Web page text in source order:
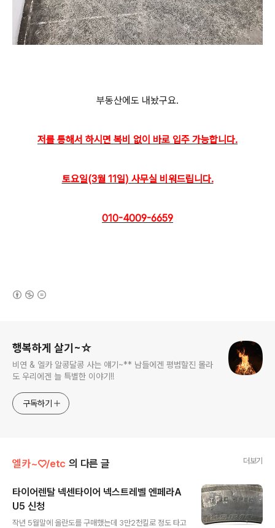
부동산에도 내놨구요.
저를 통해서 하시면 복비 없이 바로 입주 가능합니다.
토요일(3월 11일) 사무실 비워드립니다.
010-4009-6659
행복하게 살기~☆
비연 & 엘카 알콩달콩 사는 얘기~** 남들에겐 평범할진 몰라
도 우리에겐 늘 특별한 이야기!!
구독하기
엘카~♡/etc 의 다른 글 더보기
타이어렌탈 넥센타이어 넥스트레벨 엔페라A
U5 신청
작년 5월말에 올란도를 구매했는데 3만2천킬로 정도 타고